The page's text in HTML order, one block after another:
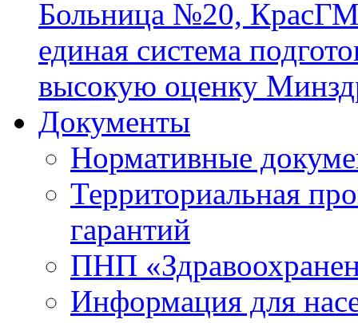
Больница №20,
единая система
высокую оценку
Документы
Нормативные
Территориальная
гарантий
ПНП
Информация для